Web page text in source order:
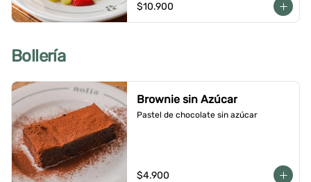
$10.900
Bollería
Brownie sin Azúcar
Pastel de chocolate sin azúcar
$4.900